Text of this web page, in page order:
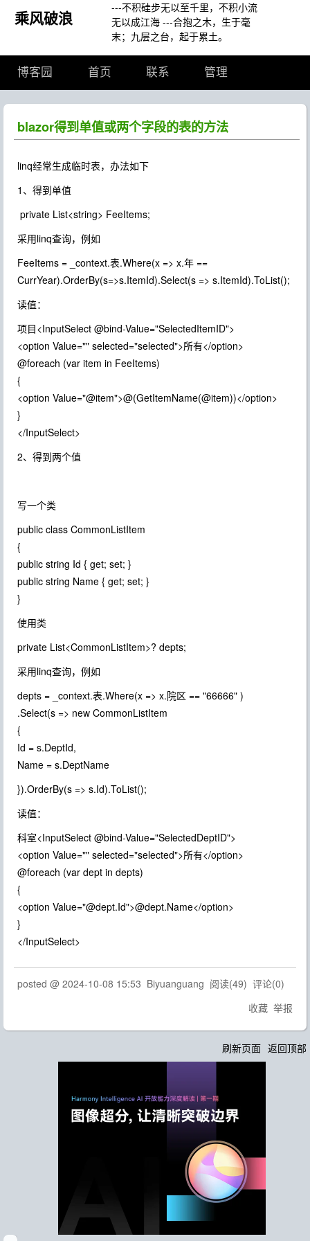
乘风破浪
---不积硅步无以至千里，不积小流
无以成江海 ---合抱之木，生于毫
末；九层之台，起于累土。
博客园 首页 联系 管理
blazor得到单值或两个字段的表的方法
linq经常生成临时表，办法如下
1、得到单值
private List<string> FeeItems;
采用linq查询，例如
FeeItems = _context.表.Where(x => x.年 ==
CurrYear).OrderBy(s=>s.ItemId).Select(s => s.ItemId).ToList();
读值：
项目<InputSelect @bind-Value="SelectedItemID">
<option Value="" selected="selected">所有</option>
@foreach (var item in FeeItems)
{
<option Value="@item">@(GetItemName(@item))</option>
}
</InputSelect>
2、得到两个值
写一个类
public class CommonListItem
{
public string Id { get; set; }
public string Name { get; set; }
}
使用类
private List<CommonListItem>? depts;
采用linq查询，例如
depts = _context.表.Where(x => x.院区 == "66666" )
.Select(s => new CommonListItem
{
Id = s.DeptId,
Name = s.DeptName
}).OrderBy(s => s.Id).ToList();
读值：
科室<InputSelect @bind-Value="SelectedDeptID">
<option Value="" selected="selected">所有</option>
@foreach (var dept in depts)
{
<option Value="@dept.Id">@dept.Name</option>
}
</InputSelect>
posted @ 2024-10-08 15:53 Biyuanguang 阅读(49) 评论(0)
收藏 举报
刷新页面 返回顶部